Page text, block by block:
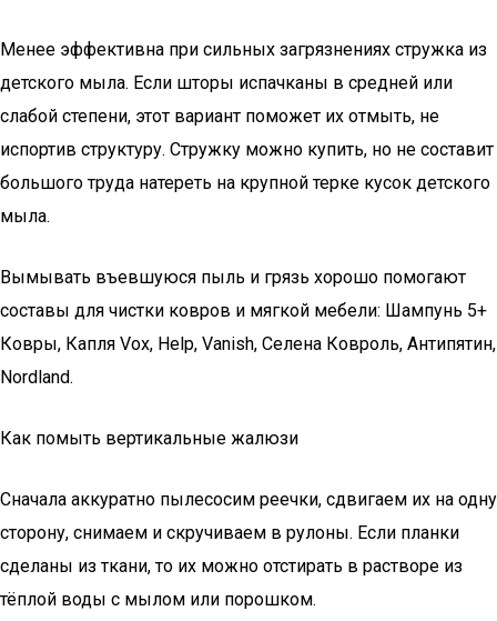
Менее эффективна при сильных загрязнениях стружка из
детского мыла. Если шторы испачканы в средней или
слабой степени, этот вариант поможет их отмыть, не
испортив структуру. Стружку можно купить, но не составит
большого труда натереть на крупной терке кусок детского
мыла.
Вымывать въевшуюся пыль и грязь хорошо помогают
составы для чистки ковров и мягкой мебели: Шампунь 5+
Ковры, Капля Vox, Help, Vanish, Селена Ковроль, Антипятин,
Nordland.
Как помыть вертикальные жалюзи
Сначала аккуратно пылесосим реечки, сдвигаем их на одну
сторону, снимаем и скручиваем в рулоны. Если планки
сделаны из ткани, то их можно отстирать в растворе из
тёплой воды с мылом или порошком.